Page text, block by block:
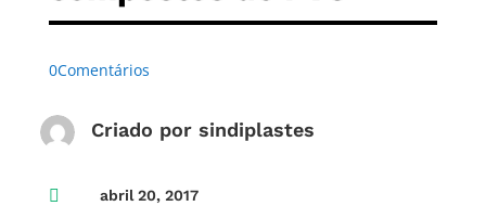
0Comentários
Criado por sindiplastes
 abril 20, 2017